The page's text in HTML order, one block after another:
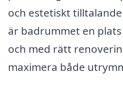
och estetiskt
är badrummet en
och med rätt
maximera både